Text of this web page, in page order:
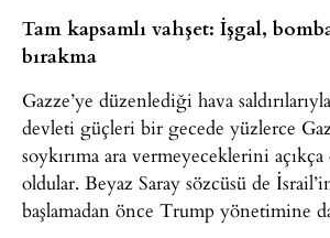
Tam kapsamlı vahşet: İşgal,
bırakma
Gazze’ye düzenlediği hava
devleti güçleri bir gecede yüzlerce
soykırıma ara vermeyeceklerini
oldular. Beyaz Saray sözcüsü de
başlamadan önce Trump yönetimine